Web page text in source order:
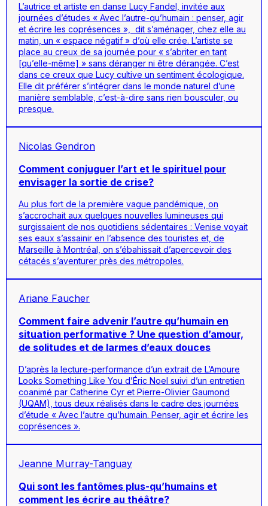
L’autrice et artiste en danse Lucy Fandel, invitée aux
journées d’études « Avec l’autre-qu’humain : penser, agir
et écrire les coprésences », dit s’aménager, chez elle au
matin, un « espace négatif » d’où elle crée. L’artiste se
place au creux de sa journée pour « s’abriter en tant
[qu’elle-même] » sans déranger ni être dérangée. C’est
dans ce creux que Lucy cultive un sentiment écologique.
Elle dit préférer s’intégrer dans le monde naturel d’une
manière semblable, c’est-à-dire sans rien bousculer, ou
presque.
Nicolas Gendron
Comment conjuguer l’art et le spirituel pour
envisager la sortie de crise?
Au plus fort de la première vague pandémique, on
s’accrochait aux quelques nouvelles lumineuses qui
surgissaient de nos quotidiens sédentaires : Venise voyait
ses eaux s’assainir en l’absence des touristes et, de
Marseille à Montréal, on s’ébahissait d’apercevoir des
cétacés s’aventurer près des métropoles.
Ariane Faucher
Comment faire advenir l’autre qu’humain en
situation performative ? Une question d’amour,
de solitudes et de larmes d’eaux douces
D’après la lecture-performance d’un extrait de L’Amoure
Looks Something Like You d’Éric Noel suivi d’un entretien
coanimé par Catherine Cyr et Pierre-Olivier Gaumond
(UQAM), tous deux réalisés dans le cadre des journées
d’étude « Avec l’autre qu’humain. Penser, agir et écrire les
coprésences ».
Jeanne Murray-Tanguay
Qui sont les fantômes plus-qu’humains et
comment les écrire au théâtre?